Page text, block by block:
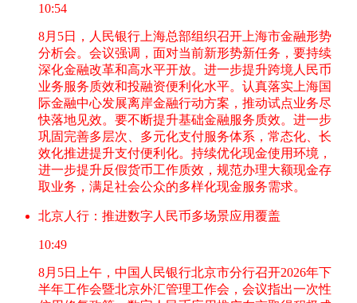
10:54
8月5日，人民银行上海总部组织召开上海市金融形势
分析会。会议强调，面对当前新形势新任务，要持续
深化金融改革和高水平开放。进一步提升跨境人民币
业务服务质效和投融资便利化水平。认真落实上海国
际金融中心发展离岸金融行动方案，推动试点业务尽
快落地见效。要不断提升基础金融服务质效。进一步
巩固完善多层次、多元化支付服务体系，常态化、长
效化推进提升支付便利化。持续优化现金使用环境，
进一步提升反假货币工作质效，规范办理大额现金存
取业务，满足社会公众的多样化现金服务需求。
北京人行：推进数字人民币多场景应用覆盖
10:49
8月5日上午，中国人民银行北京市分行召开2026年下
半年工作会暨北京外汇管理工作会，会议指出一次性